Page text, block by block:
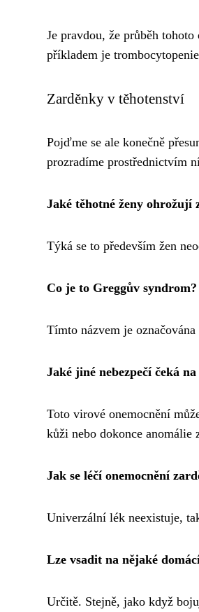
Je pravdou, že průběh tohoto
příkladem je
Zarděnky v těhotenství
Pojďme se ale konečně
prozradíme prostřednictvím
Jaké těhotné ženy ohrožují
Týká se to především žen
Co je to Greggův syndrom?
Tímto názvem je
Jaké jiné nebezpečí čeká
Toto virové onemocnění
kůži nebo dokonce anomálie
Jak se léčí onemocnění
Univerzální lék neexistuje,
Lze vsadit na nějaké
Určitě. Stejně, jako když